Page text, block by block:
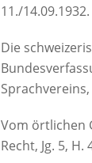
11./
Die
Sprachvereins,
Vom örtlichen
Recht, Jg. 5, H.